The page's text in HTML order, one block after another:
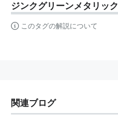
ジンクグリーンメタリック
このタグの解説について
関連ブログ